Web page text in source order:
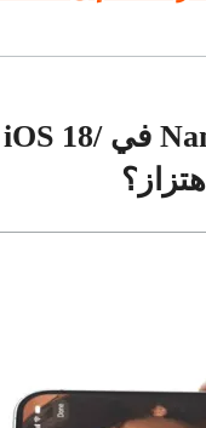
الجزء 1: ما هو Name Drop في iOS 18/